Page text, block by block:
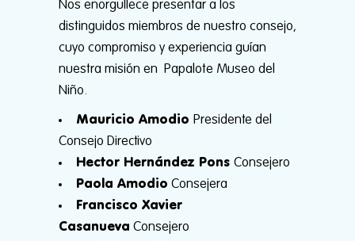
Nos enorgullece presentar a los
distinguidos miembros de nuestro consejo,
cuyo compromiso y experiencia guían
nuestra misión en Papalote Museo del
Niño.
Mauricio Amodio Presidente del
Consejo Directivo
Hector Hernández Pons Consejero
Paola Amodio Consejera
Francisco Xavier
Casanueva Consejero